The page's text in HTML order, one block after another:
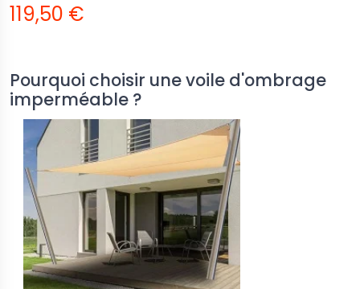
119,50 €
Pourquoi choisir une voile d'ombrage
imperméable ?